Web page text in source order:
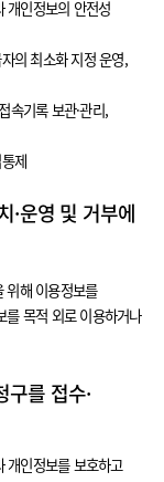
개인정보의 안전성
의 최소화 지정 운영,
속기록 보관·관리,
제
운영 및 거부에
위해 이용정보를
목적 외로 이용하거나
구를 접수·
개인정보를 보호하고